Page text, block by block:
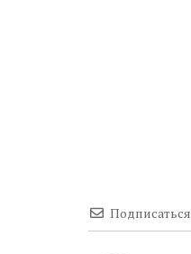
Подписаться